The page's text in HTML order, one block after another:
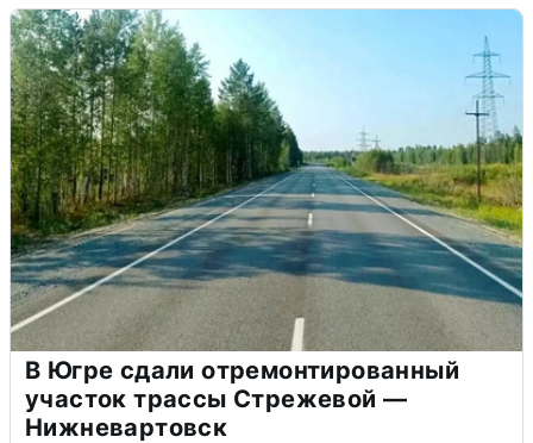
В Югре сдали отремонтированный
участок трассы Стрежевой —
Нижневартовск